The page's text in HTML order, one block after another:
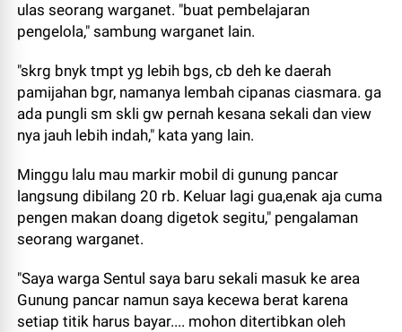
ulas seorang warganet. "buat pembelajaran
pengelola," sambung warganet lain.
"skrg bnyk tmpt yg lebih bgs, cb deh ke daerah
pamijahan bgr, namanya lembah cipanas ciasmara. ga
ada pungli sm skli gw pernah kesana sekali dan view
nya jauh lebih indah," kata yang lain.
Minggu lalu mau markir mobil di gunung pancar
langsung dibilang 20 rb. Keluar lagi gua,enak aja cuma
pengen makan doang digetok segitu," pengalaman
seorang warganet.
"Saya warga Sentul saya baru sekali masuk ke area
Gunung pancar namun saya kecewa berat karena
setiap titik harus bayar.... mohon ditertibkan oleh